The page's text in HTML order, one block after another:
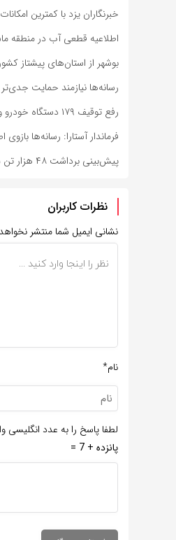
خبرنگاران یزد با کمترین
اطلاعیه قطعی آب در منطقه
بوشهر از استان‌های پیشتاز
رسانه‌ها نیازمند حمایت
رفع توقیف ۱۷۹ دستگاه خودرو و موتورسیکلت با دستور دادستان فردوس
فرماندار آستارا: رسانه‌ها
پیش‌بینی برداشت ۴۸ هزار تن ذرت علوفه‌ای در خراسان جنوبی
نظرات کاربران
نشانی ایمیل شما منتشر
نام*
لطفا پاسخ را به عدد انگلیسی
پانزده + 7 =